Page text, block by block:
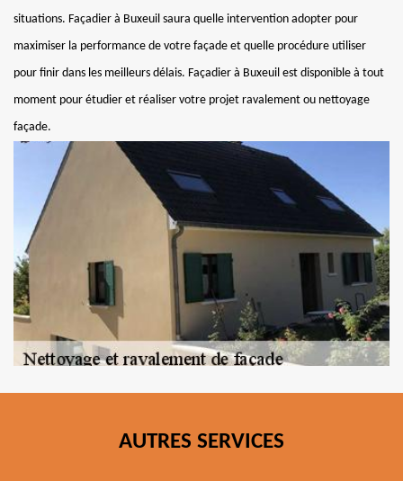
situations. Façadier à Buxeuil saura quelle intervention adopter pour
maximiser la performance de votre façade et quelle procédure utiliser
pour finir dans les meilleurs délais. Façadier à Buxeuil est disponible à tout
moment pour étudier et réaliser votre projet ravalement ou nettoyage
façade.
AUTRES SERVICES